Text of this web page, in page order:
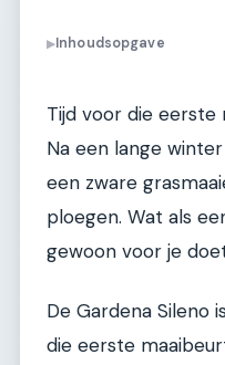
▶Inhoudsopgave
Tijd voor die eerste
Na een lange
een zware
ploegen. Wat als
gewoon voor je
De Gardena Sileno
die eerste